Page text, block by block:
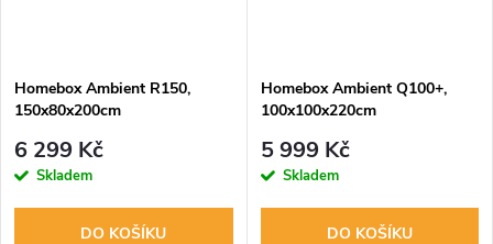
Homebox Ambient R150,
150x80x200cm
6 299 Kč
Skladem
DO KOŠÍKU
Homebox Ambient Q100+,
100x100x220cm
5 999 Kč
Skladem
DO KOŠÍKU